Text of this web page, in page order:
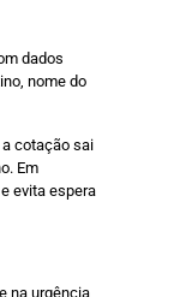
dados
nome do
cotação sai
Em
evita espera
na urgência